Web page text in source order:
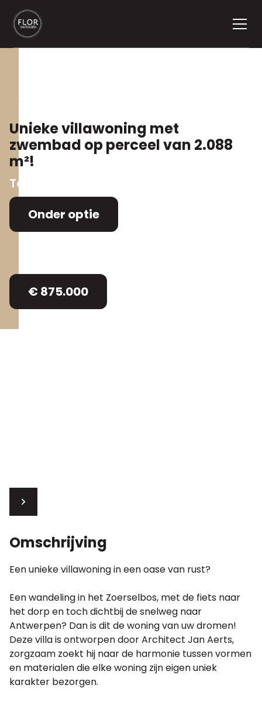
Unieke villawoning met
zwembad op perceel van 2.088
m²!
Ten Boslaan 11
Onder optie
€ 875.000
Omschrijving
Een unieke villawoning in een oase van rust?
Een wandeling in het Zoerselbos, met de fiets naar
het dorp en toch dichtbij de snelweg naar
Antwerpen? Dan is dit de woning van uw dromen!
Deze villa is ontworpen door Architect Jan Aerts,
zorgzaam zoekt hij naar de harmonie tussen vormen
en materialen die elke woning zijn eigen uniek
karakter bezorgen.